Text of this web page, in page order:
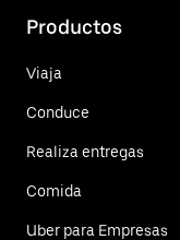
Productos
Viaja
Conduce
Realiza entregas
Comida
Uber para Empresas